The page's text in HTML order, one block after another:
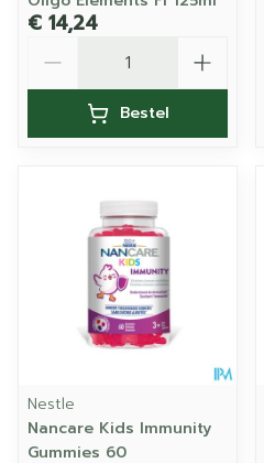
€ 14,24
Bestel
Nestle
Nancare Kids Immunity
Gummies 60